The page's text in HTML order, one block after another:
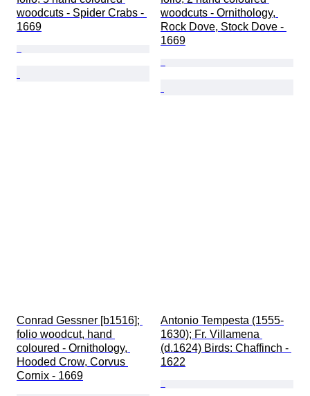
woodcuts - Spider Crabs -
1669
woodcuts - Ornithology,
Rock Dove, Stock Dove -
1669
Conrad Gessner [b1516];
folio woodcut, hand
coloured - Ornithology,
Hooded Crow, Corvus
Cornix - 1669
Antonio Tempesta (1555-
1630); Fr. Villamena
(d.1624) Birds: Chaffinch -
1622